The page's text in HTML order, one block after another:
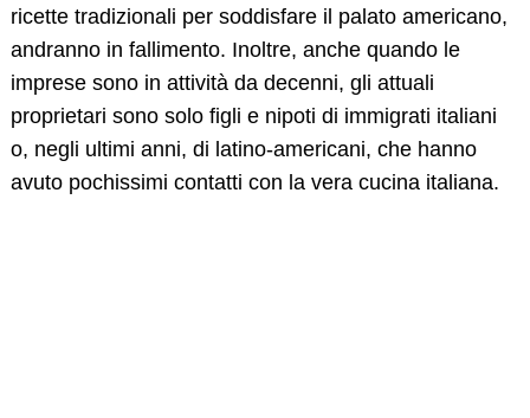
ricette tradizionali per soddisfare il palato americano,
andranno in fallimento. Inoltre, anche quando le
imprese sono in attività da decenni, gli attuali
proprietari sono solo figli e nipoti di immigrati italiani
o, negli ultimi anni, di latino-americani, che hanno
avuto pochissimi contatti con la vera cucina italiana.